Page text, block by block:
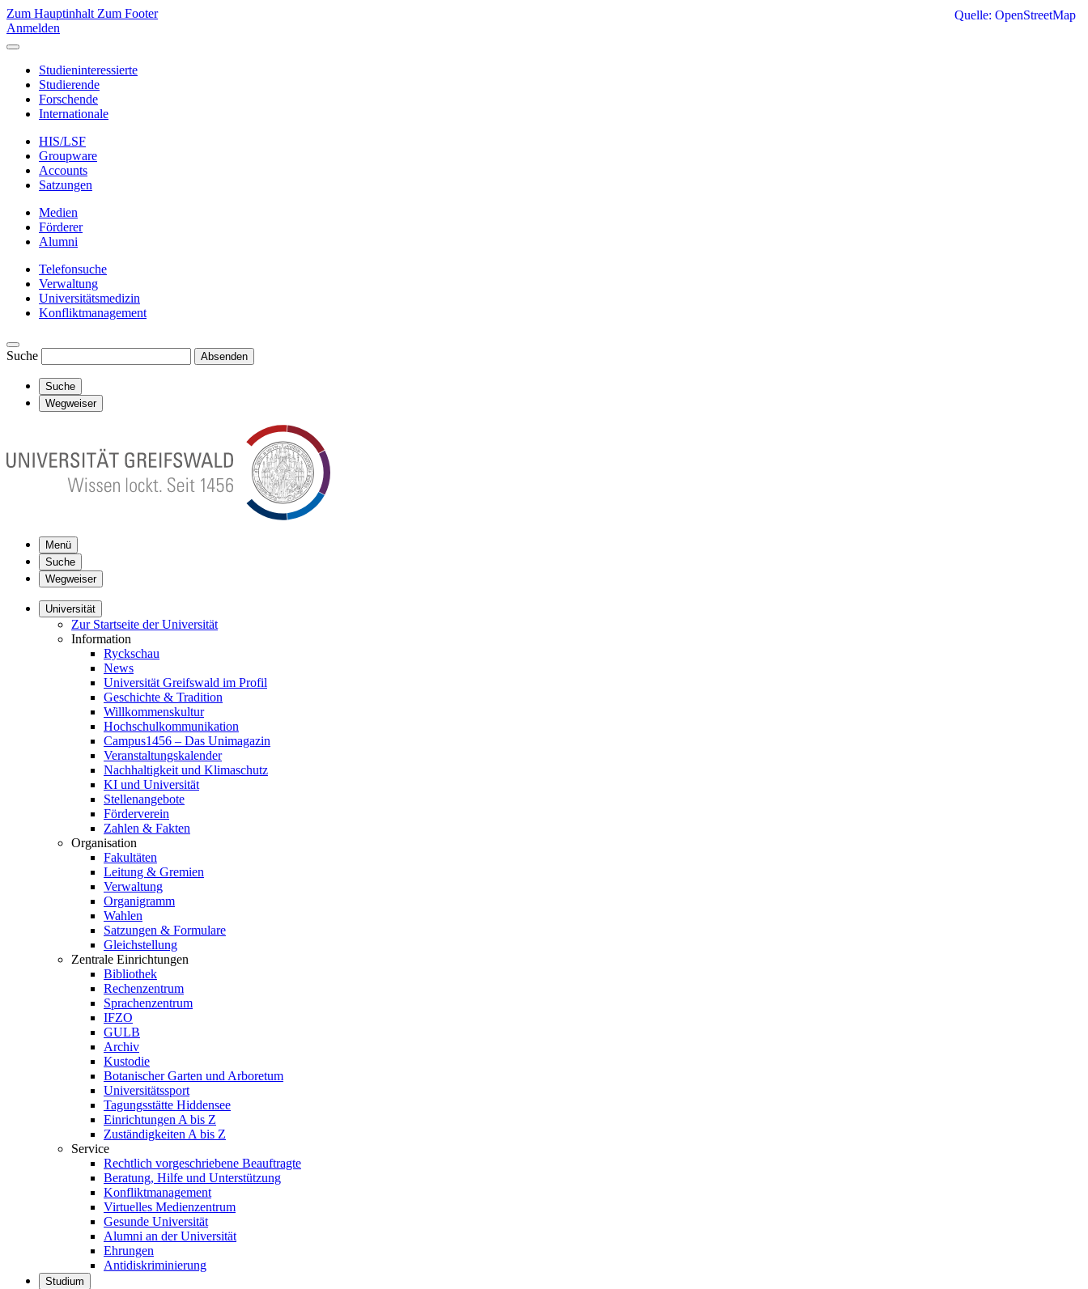
Zum Hauptinhalt Zum Footer
Anmelden
Studieninteressierte
Studierende
Forschende
Internationale
HIS/LSF
Groupware
Accounts
Satzungen
Medien
Förderer
Alumni
Telefonsuche
Verwaltung
Universitätsmedizin
Konfliktmanagement
Suche Absenden
Suche
Wegweiser
Menü
Suche
Wegweiser
Universität
Zur Startseite der Universität
Information
Ryckschau
News
Universität Greifswald im Profil
Geschichte & Tradition
Willkommenskultur
Hochschulkommunikation
Campus1456 – Das Unimagazin
Veranstaltungskalender
Nachhaltigkeit und Klimaschutz
KI und Universität
Stellenangebote
Förderverein
Zahlen & Fakten
Organisation
Fakultäten
Leitung & Gremien
Verwaltung
Organigramm
Wahlen
Satzungen & Formulare
Gleichstellung
Zentrale Einrichtungen
Bibliothek
Rechenzentrum
Sprachenzentrum
IFZO
GULB
Archiv
Kustodie
Botanischer Garten und Arboretum
Universitätssport
Tagungsstätte Hiddensee
Einrichtungen A bis Z
Zuständigkeiten A bis Z
Service
Rechtlich vorgeschriebene Beauftragte
Beratung, Hilfe und Unterstützung
Konfliktmanagement
Virtuelles Medienzentrum
Gesunde Universität
Alumni an der Universität
Ehrungen
Antidiskriminierung
Studium
Quelle: OpenStreetMap